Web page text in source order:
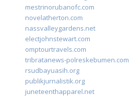
mestrinorubanofc.com
novelatherton.com
nassvalleygardens.net
electjohnstewart.com
omptourtravels.com
tribratanews-polreskebumen.com
rsudbayuasih.org
publikjurnalistik.org
juneteenthapparel.net